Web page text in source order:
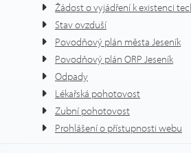
Žádost o vyjádření k existenci
Stav ovzduší
Povodňový plán města Jeseník
Povodňový plán ORP Jeseník
Odpady
Lékařská pohotovost
Zubní pohotovost
Prohlášení o přístupnosti webu